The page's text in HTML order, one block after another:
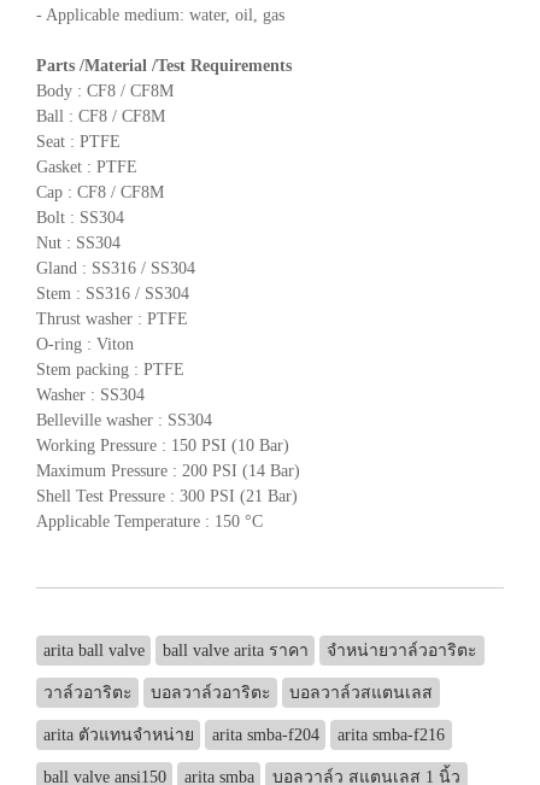
- Applicable medium: water, oil, gas
Parts /Material /Test Requirements
Body : CF8 / CF8M
Ball : CF8 / CF8M
Seat : PTFE
Gasket : PTFE
Cap : CF8 / CF8M
Bolt : SS304
Nut : SS304
Gland : SS316 / SS304
Stem : SS316 / SS304
Thrust washer : PTFE
O-ring : Viton
Stem packing : PTFE
Washer : SS304
Belleville washer : SS304
Working Pressure : 150 PSI (10 Bar)
Maximum Pressure : 200 PSI (14 Bar)
Shell Test Pressure : 300 PSI (21 Bar)
Applicable Temperature : 150 °C
arita ball valve ball valve arita ราคา จำหน่ายวาล์วอาริตะ
วาล์วอาริตะ บอลวาล์วอาริตะ บอลวาล์วสแตนเลส
arita ตัวแทนจำหน่าย arita smba-f204 arita smba-f216
ball valve ansi150 arita smba บอลวาล์ว สแตนเลส 1 นิ้ว